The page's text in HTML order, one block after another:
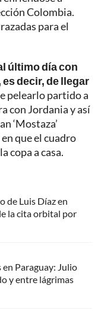
Colombia.
para el
último día con
decir, de llegar
pelearlo partido a
con Jordania y así
‘Mostaza’
que el cuadro
copa a casa.
de Luis Díaz en
la cita orbital por
Paraguay: Julio
y entre lágrimas